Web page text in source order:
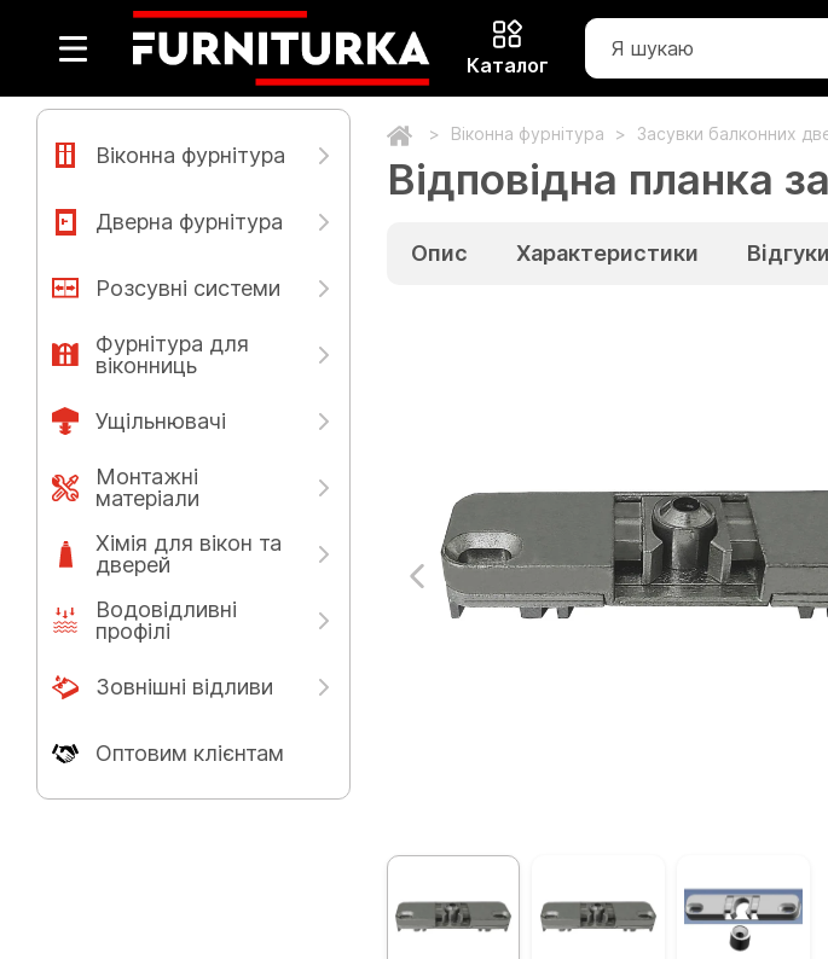
Каталог
Віконна фурнітура
Дверна фурнітура
Розсувні системи
Фурнітура для
віконниць
Ущільнювачі
Монтажні
матеріали
Хімія для вікон та
дверей
Водовідливні
профілі
Зовнішні відливи
Оптовим клієнтам
Віконна фурнітура Засувки балконних
Відповідна планка
Опис Характеристики Відгуки